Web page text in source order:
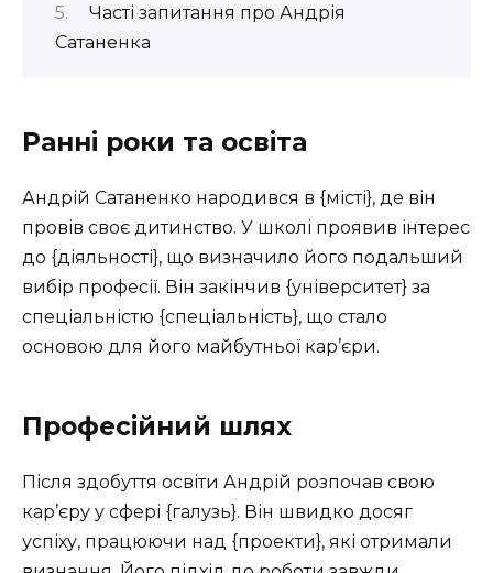
Часті запитання про Андрія
Сатаненка
Ранні роки та освіта
Андрій Сатаненко народився в {місті}, де він
провів своє дитинство. У школі проявив інтерес
до {діяльності}, що визначило його подальший
вибір професії. Він закінчив {університет} за
спеціальністю {спеціальність}, що стало
основою для його майбутньої кар’єри.
Професійний шлях
Після здобуття освіти Андрій розпочав свою
кар’єру у сфері {галузь}. Він швидко досяг
успіху, працюючи над {проекти}, які отримали